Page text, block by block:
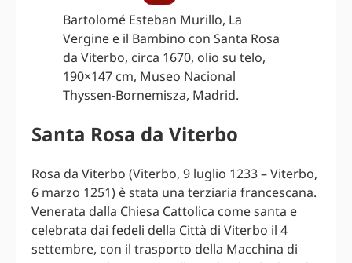
Bartolomé Esteban Murillo, La
Vergine e il Bambino con Santa Rosa
da Viterbo, circa 1670, olio su telo,
190×147 cm, Museo Nacional
Thyssen-Bornemisza, Madrid.
Santa Rosa da Viterbo
Rosa da Viterbo (Viterbo, 9 luglio 1233 – Viterbo,
6 marzo 1251) è stata una terziaria francescana.
Venerata dalla Chiesa Cattolica come santa e
celebrata dai fedeli della Città di Viterbo il 4
settembre, con il trasporto della Macchina di